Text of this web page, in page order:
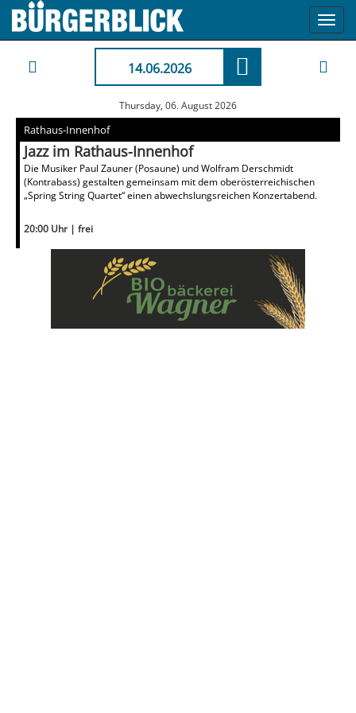
14.06.2026
Thursday, 06. August 2026
Rathaus-Innenhof
Jazz im Rathaus-Innenhof
Die Musiker Paul Zauner (Posaune) und Wolfram Derschmidt
(Kontrabass) gestalten gemeinsam mit dem oberösterreichischen
„Spring String Quartet“ einen abwechslungsreichen Konzertabend.
20:00 Uhr | frei